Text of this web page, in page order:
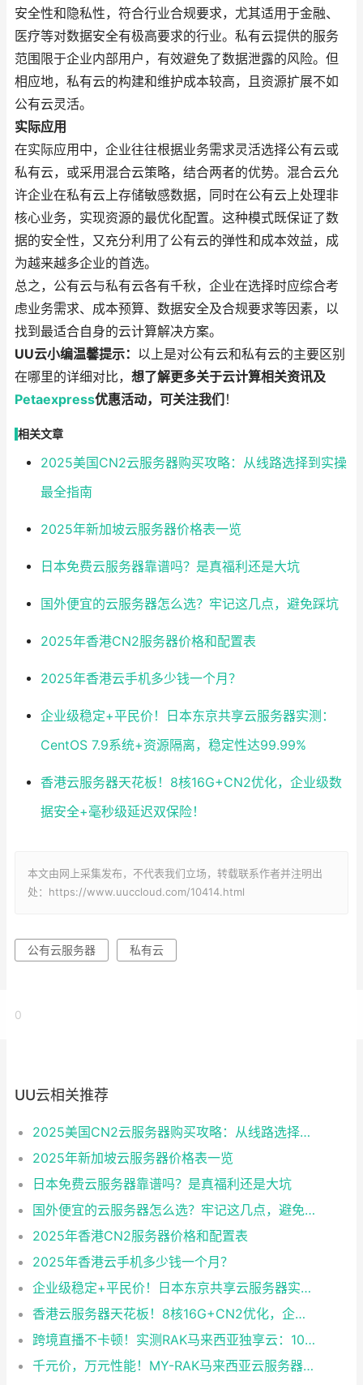
安全性和隐私性，符合行业合规要求，尤其适用于金融、
医疗等对数据安全有极高要求的行业。私有云提供的服务
范围限于企业内部用户，有效避免了数据泄露的风险。但
相应地，私有云的构建和维护成本较高，且资源扩展不如
公有云灵活。
实际应用
在实际应用中，企业往往根据业务需求灵活选择公有云或
私有云，或采用混合云策略，结合两者的优势。混合云允
许企业在私有云上存储敏感数据，同时在公有云上处理非
核心业务，实现资源的最优化配置。这种模式既保证了数
据的安全性，又充分利用了公有云的弹性和成本效益，成
为越来越多企业的首选。
总之，公有云与私有云各有千秋，企业在选择时应综合考
虑业务需求、成本预算、数据安全及合规要求等因素，以
找到最适合自身的云计算解决方案。
UU云小编温馨提示： 以上是对公有云和私有云的主要区别
在哪里的详细对比， 想了解更多关于云计算相关资讯及
Petaexpress优惠活动，可关注我们 ！
相关文章
2025美国CN2云服务器购买攻略：从线路选择到实操
最全指南
2025年新加坡云服务器价格表一览
日本免费云服务器靠谱吗？是真福利还是大坑
国外便宜的云服务器怎么选？牢记这几点，避免踩坑
2025年香港CN2服务器价格和配置表
2025年香港云手机多少钱一个月？
企业级稳定+平民价！日本东京共享云服务器实测：
CentOS 7.9系统+资源隔离，稳定性达99.99%
香港云服务器天花板！8核16G+CN2优化，企业级数
据安全+毫秒级延迟双保险！
本文由网上采集发布，不代表我们立场，转载联系作者并注明出
处：https://www.uuccloud.com/10414.html
公有云服务器 私有云
0
UU云相关推荐
2025美国CN2云服务器购买攻略：从线路选择到实操最全指南
2025年新加坡云服务器价格表一览
日本免费云服务器靠谱吗？是真福利还是大坑
国外便宜的云服务器怎么选？牢记这几点，避免踩坑
2025年香港CN2服务器价格和配置表
2025年香港云手机多少钱一个月？
企业级稳定+平民价！日本东京共享云服务器实测：CentOS 7.9系统+资源隔离，稳定性达99.99%
香港云服务器天花板！8核16G+CN2优化，企业级数据安全+毫秒级延迟双保险！
跨境直播不卡顿！实测RAK马来西亚独享云：1080P推流稳定，首月6折优惠中
千元价，万元性能！MY-RAK马来西亚云服务器：首月5折+免费SEO工具，中小企业出海“降本神器”